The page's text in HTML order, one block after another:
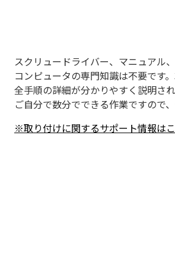
スクリュードライバー、マニュアル
コンピュータの専門知識は不要です
全手順の詳細が分かりやすく説明され
ご自分で数分でできる作業ですので
※取り付けに関するサポート情報は